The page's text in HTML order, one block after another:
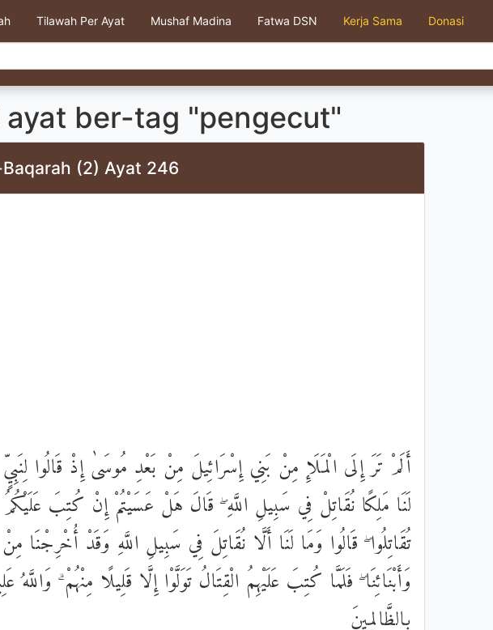
Tilawah Per Ayat Mushaf Madina Fatwa DSN Kerja Sama Donasi
ayat ber-tag "pengecut"
(2) Ayat 246
أَلَمْ تَرَ إِلَى الْمَلَإِ مِنْ بَنِي إِسْرَائِيلَ مِنْ بَعْدِ مُوسَىٰ إِذْ قَالُوا
لَنَا مَلِكًا نُقَاتِلْ فِي سَبِيلِ اللَّهِ ۖ قَالَ هَلْ عَسَيْتُمْ إِنْ كُتِبَ عَلَيْكُمُ
تُقَاتِلُوا ۖ قَالُوا وَمَا لَنَا أَلَّا نُقَاتِلَ فِي سَبِيلِ اللَّهِ وَقَدْ أُخْرِجْنَا
وَأَبْنَائِنَا ۖ فَلَمَّا كُتِبَ عَلَيْهِمُ الْقِتَالُ تَوَلَّوْا إِلَّا قَلِيلًا مِنْهُمْ ۗ وَاللَّهُ
بِالظَّالِمِينَ